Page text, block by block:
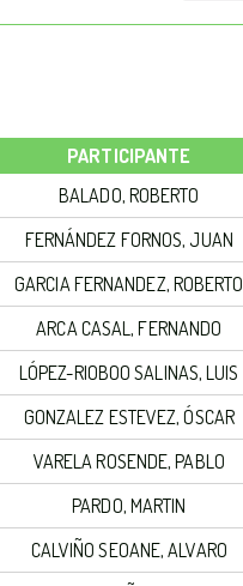
PARTICIPANTE
BALADO, ROBERTO
FERNÁNDEZ FORNOS, JUAN
GARCIA FERNANDEZ, ROBERTO
ARCA CASAL, FERNANDO
LÓPEZ-RIOBOO SALINAS, LUIS
GONZALEZ ESTEVEZ, ÓSCAR
VARELA ROSENDE, PABLO
PARDO, MARTIN
CALVIÑO SEOANE, ALVARO